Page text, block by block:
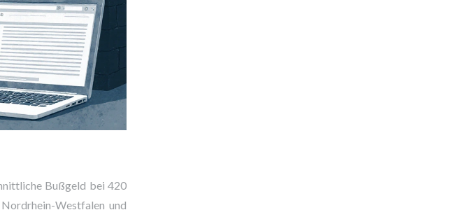
Bußgeld bei 420
Westfalen und